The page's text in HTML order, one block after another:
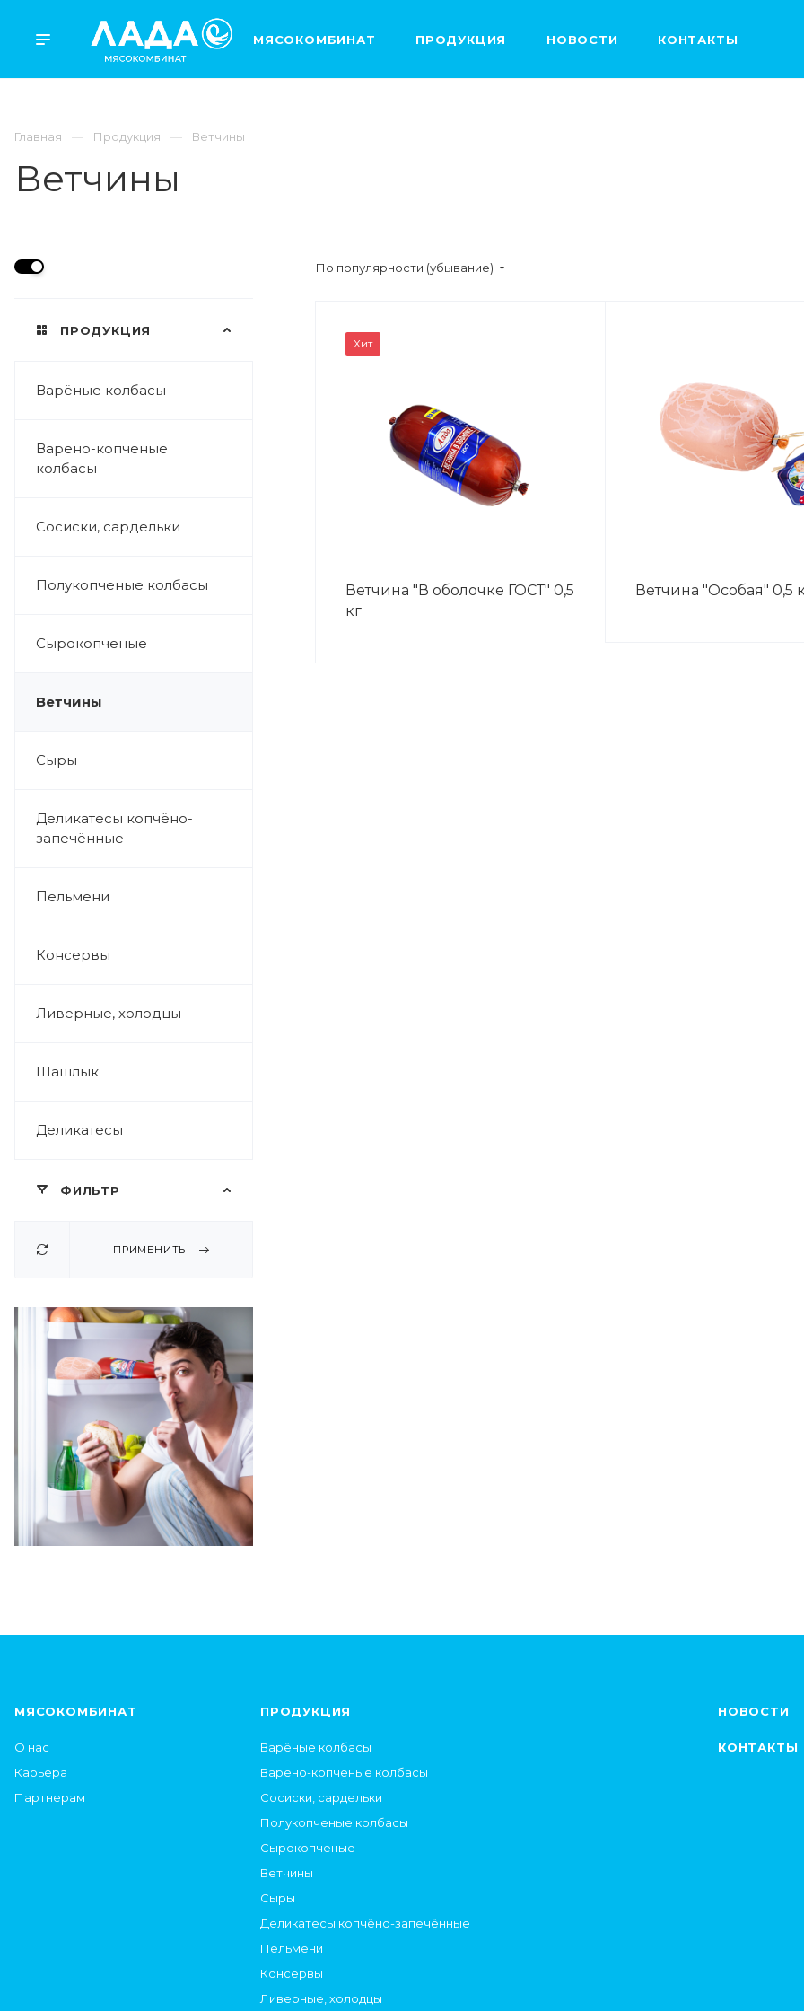
МЯСОКОМБИНАТ ПРОДУКЦИЯ НОВОСТИ КОНТАКТЫ
Главная Продукция Ветчины
Ветчины
ПРОДУКЦИЯ
Варёные колбасы
Варено-копченые
колбасы
Сосиски, сардельки
Полукопченые колбасы
Сырокопченые
Ветчины
Сыры
Деликатесы копчёно-
запечённые
Пельмени
Консервы
Ливерные, холодцы
Шашлык
Деликатесы
ФИЛЬТР
ПРИМЕНИТЬ
По популярности (убывание)
ВЕС
Хит
Ветчина "В оболочке ГОСТ" 0,5
кг
Ветчина "Особая" 0,5
МЯСОКОМБИНАТ
О нас
Карьера
Партнерам
ПРОДУКЦИЯ
Варёные колбасы
Варено-копченые колбасы
Сосиски, сардельки
Полукопченые колбасы
Сырокопченые
Ветчины
Сыры
Деликатесы копчёно-запечённые
Пельмени
Консервы
Ливерные, холодцы
НОВОСТИ
КОНТАКТЫ